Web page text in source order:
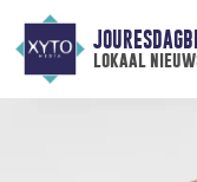
lokaal